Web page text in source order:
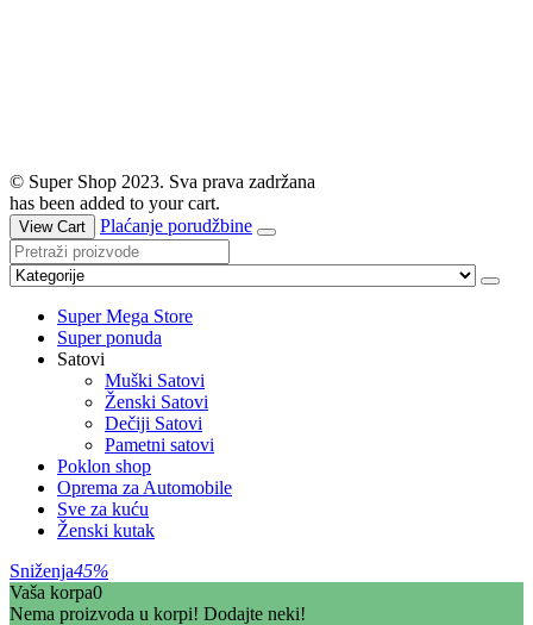
© Super Shop 2023. Sva prava zadržana
has been added to your cart.
View Cart Plaćanje porudžbine
Super Mega Store
Super ponuda
Satovi
Muški Satovi
Ženski Satovi
Dečiji Satovi
Pametni satovi
Poklon shop
Oprema za Automobile
Sve za kuću
Ženski kutak
Sniženja45%
Vaša korpa0
Nema proizvoda u korpi! Dodajte neki!